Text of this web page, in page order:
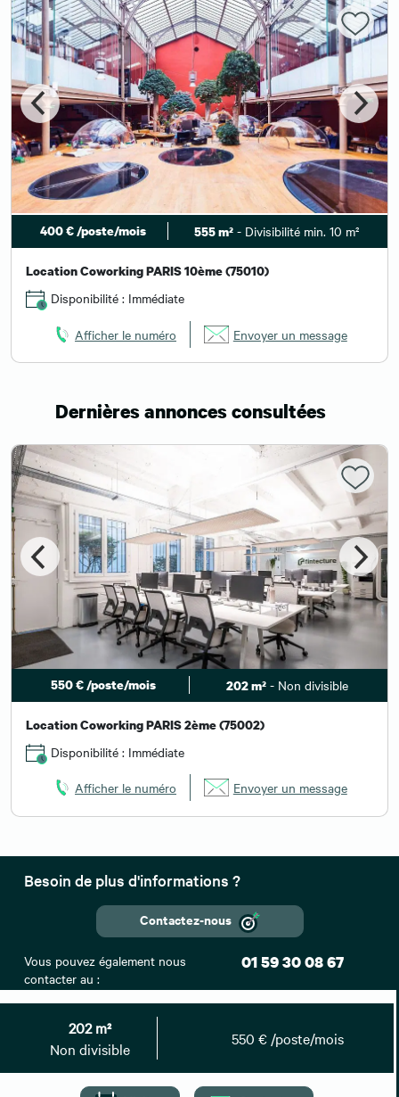
202 m²
Non divisible
550 € /poste/mois
400 € /poste/mois 555 m² - Divisibilité min. 10 m²
Location Coworking PARIS 10ème (75010)
Disponibilité : Immédiate
Afficher le numéro Envoyer un message
Dernières annonces consultées
550 € /poste/mois 202 m²- Non divisible
Location Coworking PARIS 2ème (75002)
Disponibilité : Immédiate
Afficher le numéro Envoyer un message
Retrouvez toutes nos annonces
Top villes
Recherches associées
Besoin de plus d'informations ?
Contactez-nous
Vous pouvez également nous
contacter au :
01 59 30 08 67